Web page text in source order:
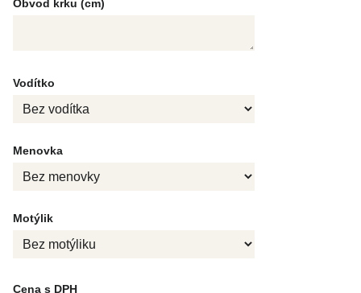
Obvod krku (cm)
Vodítko
Menovka
Motýlik
Cena s DPH